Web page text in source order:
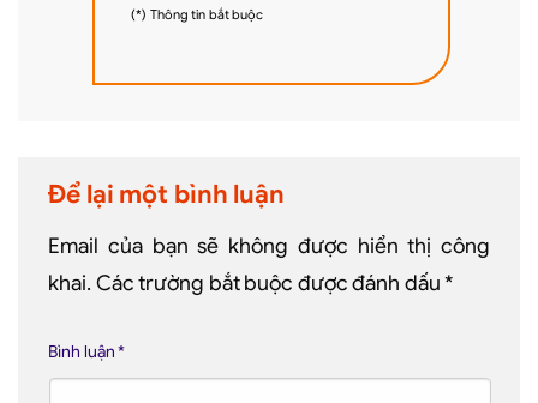
(*) Thông tin bắt buộc
Để lại một bình luận
Email của bạn sẽ không được hiển thị công
khai. Các trường bắt buộc được đánh dấu*
Bình luận*